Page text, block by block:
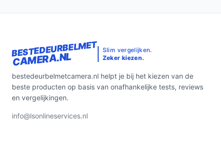
BESTEDEURBELMET
CAMERA.NL
Slim vergelijken.
Zeker kiezen.
bestedeurbelmetcamera.nl helpt je bij het kiezen van de
beste producten op basis van onafhankelijke tests, reviews
en vergelijkingen.
info@lsonlineservices.nl